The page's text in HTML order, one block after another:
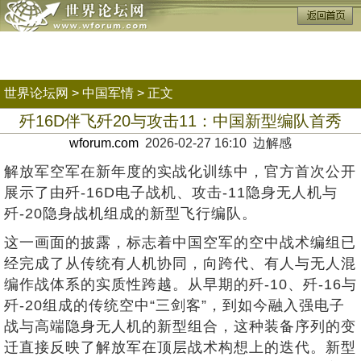
世界论坛网 > 中国军情 > 正文
歼16D伴飞歼20与攻击11：中国新型编队首秀
wforum.com 2026-02-27 16:10 边解感
解放军空军在新年度的实战化训练中，官方首次公开
展示了由歼-16D电子战机、攻击-11隐身无人机与
歼-20隐身战机组成的新型飞行编队。
这一画面的披露，标志着中国空军的空中战术编组已
经完成了从传统有人机协同，向跨代、有人与无人混
编作战体系的实质性跨越。从早期的歼-10、歼-16与
歼-20组成的传统空中“三剑客”，到如今融入强电子
战与高端隐身无人机的新型组合，这种装备序列的变
迁直接反映了解放军在顶层战术构想上的迭代。新型